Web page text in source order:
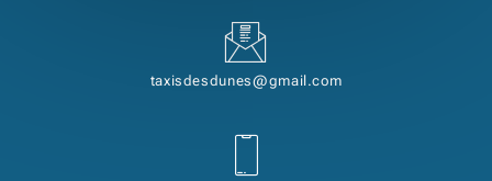
taxisdesdunes@gmail.com